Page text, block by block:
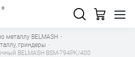
металлу BELMASH ·
гриндеры ·
BELMASH BSM-794PK/400